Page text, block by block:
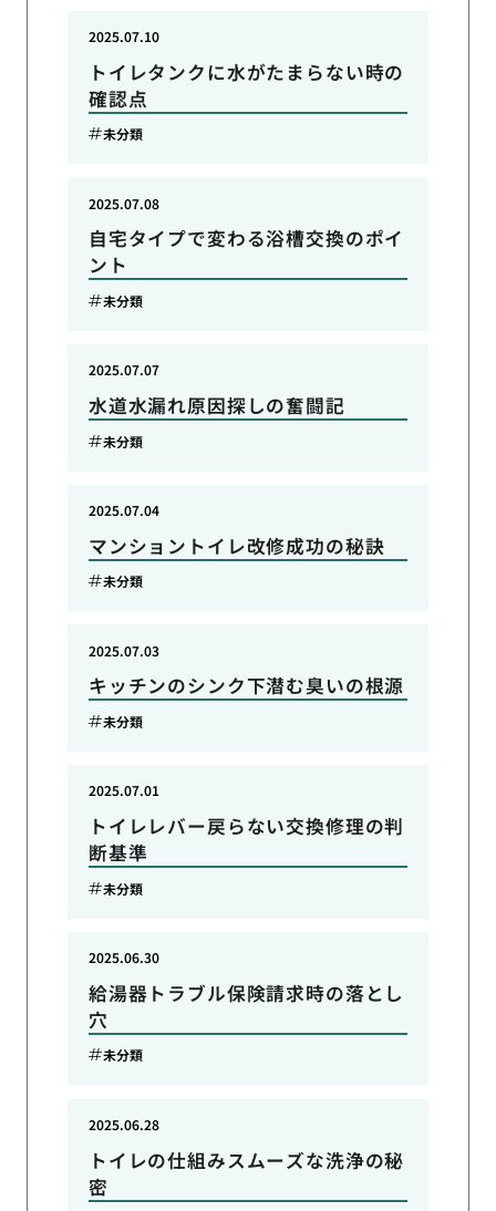
トイレタンクに水がたまらない時の
確認点
2025.07.10
未分類
自宅タイプで変わる浴槽交換のポイ
ント
2025.07.08
未分類
水道水漏れ原因探しの奮闘記
2025.07.07
未分類
マンショントイレ改修成功の秘訣
2025.07.04
未分類
キッチンのシンク下潜む臭いの根源
2025.07.03
未分類
トイレレバー戻らない交換修理の判
断基準
2025.07.01
未分類
給湯器トラブル保険請求時の落とし
穴
2025.06.30
未分類
トイレの仕組みスムーズな洗浄の秘
密
2025.06.28